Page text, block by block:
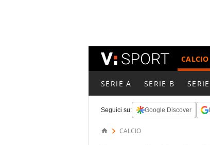
CALCIO
SERIE A SERIE B
Seguici su: Google Discover
CALCIO